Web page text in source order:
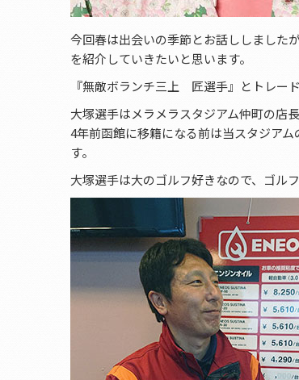
今回春は出会いの季節とお話ししました
を紹介していきたいと思います。
『無敵ボランチ三上 匠選手』とトレー
大塚選手はメラメラスタジアム仲町の店
4年前函館に移籍になる前は当スタジア
す。
大塚選手は大のゴルフ好きなので、ゴル